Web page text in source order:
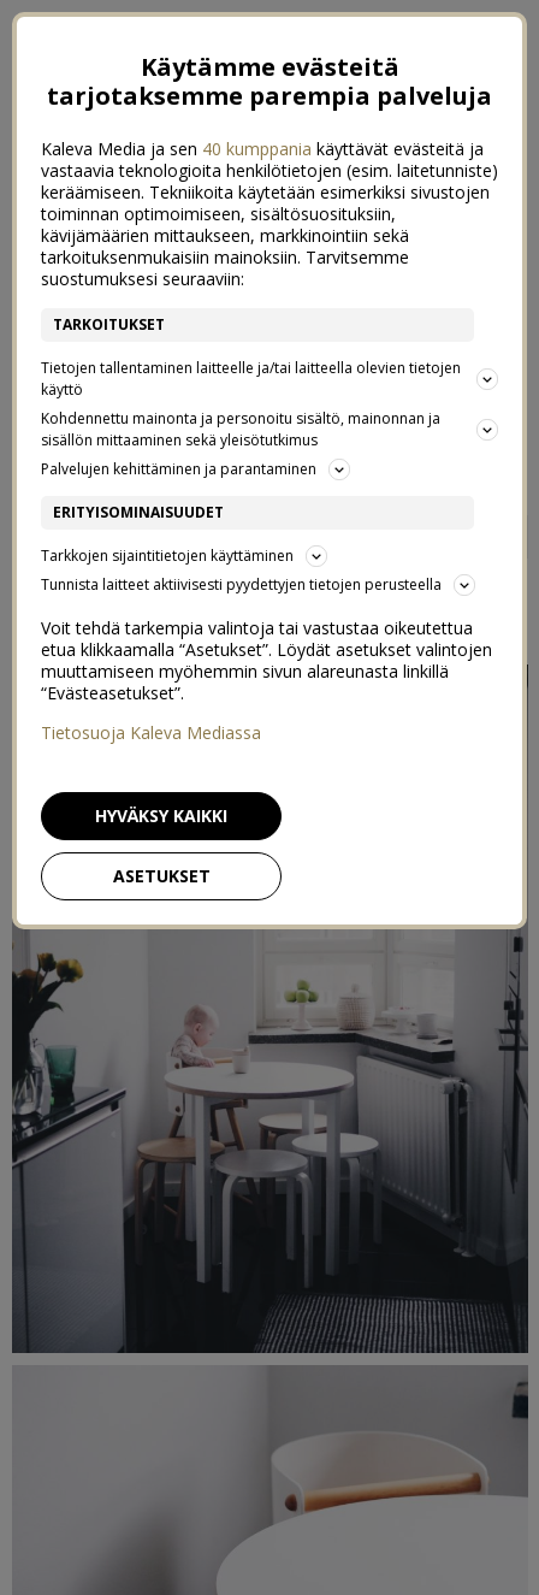
ARKIKUVA 14/52 ONNELLISET KARVAKAMUT
UUDET RUOKAPÖYDÄT
9/04/2019
Yhteistyö Kymppipuu
Käytämme evästeitä
tarjotaksemme parempia palveluja
Kaleva Media ja sen 40 kumppania käyttävät evästeitä ja
vastaavia teknologioita henkilötietojen (esim. laitetunniste)
keräämiseen. Tekniikoita käytetään esimerkiksi sivustojen
toiminnan optimoimiseen, sisältösuosituksiin,
kävijämäärien mittaukseen, markkinointiin sekä
tarkoituksenmukaisiin mainoksiin. Tarvitsemme
suostumuksesi seuraaviin:
TARKOITUKSET
Tietojen tallentaminen laitteelle ja/tai laitteella olevien tietojen
käyttö
Kohdennettu mainonta ja personoitu sisältö, mainonnan ja
sisällön mittaaminen sekä yleisötutkimus
Palvelujen kehittäminen ja parantaminen
ERITYISOMINAISUUDET
Tarkkojen sijaintitietojen käyttäminen
Tunnista laitteet aktiivisesti pyydettyjen tietojen perusteella
Voit tehdä tarkempia valintoja tai vastustaa oikeutettua
etua klikkaamalla “Asetukset”. Löydät asetukset valintojen
muuttamiseen myöhemmin sivun alareunasta linkillä
“Evästeasetukset”.
Tietosuoja Kaleva Mediassa
ASETUKSET
HYVÄKSY KAIKKI